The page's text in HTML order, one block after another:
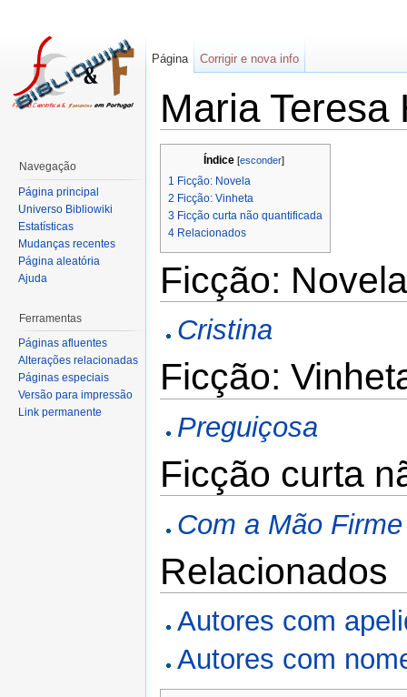
Maria Teresa
Índice [esconder]
1 Ficção: Novela
2 Ficção: Vinheta
3 Ficção curta não quantificada
4 Relacionados
Ficção: Novela
Cristina
Ficção:
Preguiçosa
Ficção curta
Com a Mão
Relacionados
Autores com
Autores com
Página Corrigir e nova info
Navegação
Página principal
Universo Bibliowiki
Estatísticas
Mudanças recentes
Página aleatória
Ajuda
Ferramentas
Páginas afluentes
Alterações relacionadas
Páginas especiais
Versão para impressão
Link permanente